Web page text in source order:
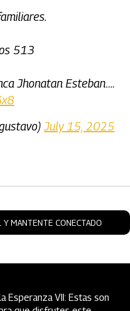
513
Jhonatan Esteban.…
July 15, 2025
Y MANTENTE CONECTADO
Esperanza VII: Estas son